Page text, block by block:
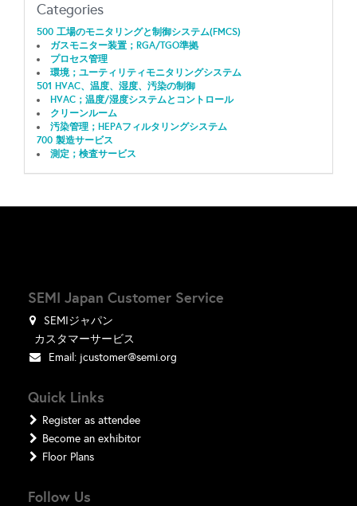
Categories
500 工場のモニタリングと制御システム(FMCS)
ガスモニター装置；RGA/TGO準拠
プロセス管理
環境；ユーティリティモニタリングシステム
501 HVAC、温度、湿度、汚染の制御
HVAC；温度/湿度システムとコントロール
クリーンルーム
汚染管理；HEPAフィルタリングシステム
700 製造サービス
測定；検査サービス
SEMI Japan Customer Service
SEMIジャパン
カスタマーサービス
Email: jcustomer@semi.org
Quick Links
Register as attendee
Become an exhibitor
Floor Plans
Follow Us